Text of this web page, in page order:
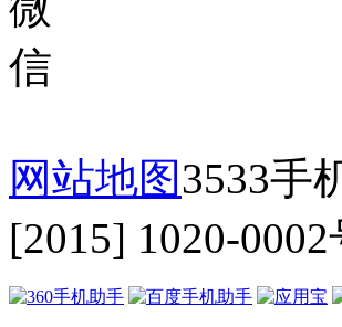
网站地图3533手
[2015] 1020-0002